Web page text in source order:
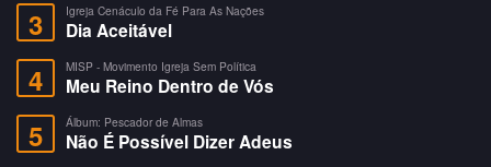
3 Igreja Cenáculo da Fé Para As Nações
Dia Aceitável
4 MISP - Movimento Igreja Sem Política
Meu Reino Dentro de Vós
5 Álbum: Pescador de Almas
Não É Possível Dizer Adeus